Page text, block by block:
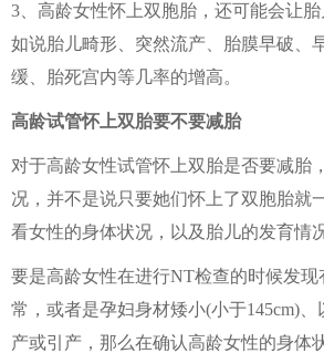
3、高龄女性怀上双胞胎，还可能会让
如说胎儿畸形、突然流产、胎膜早破、
缓、胎死宫内等几率的增高。
高龄试管怀上双胎要不要减胎
对于高龄女性试管怀上双胎是否要减胎
况，并不是说只要她们怀上了双胞胎就
看女性的身体状况，以及胎儿的发育情况
要是高龄女性在进行NT检查的时候发
常，或者是孕妇身材矮小(小于145cm)
产或引产，那么在确认高龄女性的身体